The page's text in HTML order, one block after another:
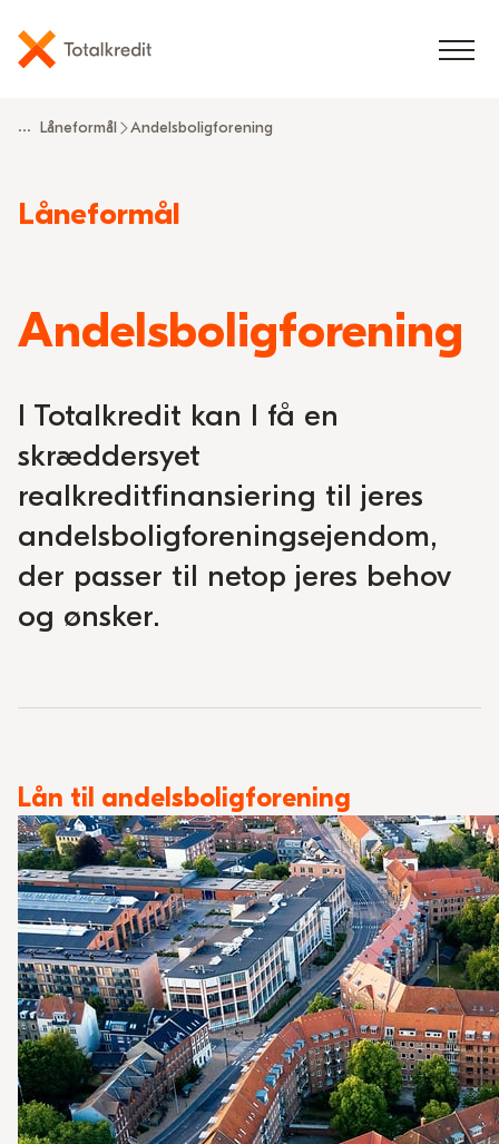
... Låneformål Andelsboligforening
Læs
Låneformål
Andelsboligforening
I Totalkredit kan I få en
skræddersyet
realkreditfinansiering til jeres
andelsboligforeningsejendom,
der passer til netop jeres behov
og ønsker.
Lån til andelsboligforening